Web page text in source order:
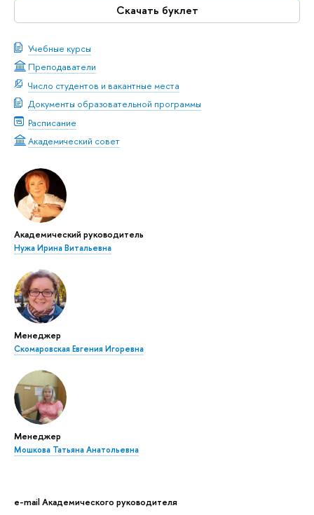
Скачать буклет
Учебные курсы
Преподаватели
Число студентов и вакантные места
Документы образовательной программы
Расписание
Академический совет
Академический руководитель
Нужа Ирина Витальевна
Менеджер
Скомаровская Евгения Игоревна
Менеджер
Мошкова Татьяна Анатольевна
e-mail Академического руководителя